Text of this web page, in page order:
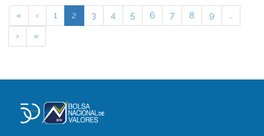
« ‹ 1 2 3 4 5 6 7 8 9
…
›
»